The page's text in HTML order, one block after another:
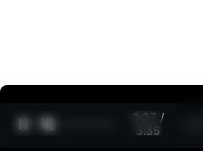
0:27 /
3:35